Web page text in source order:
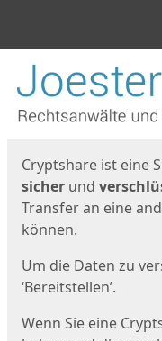
Start
Cryptshare ist eine
sicher und
Transfer an eine
können.
Um die Daten zu
‘Bereitstellen’.
Wenn Sie eine